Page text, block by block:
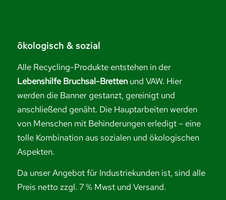
ökologisch & sozial
Alle Recycling-Produkte entstehen in der
Lebenshilfe Bruchsal-Bretten und VAW. Hier
werden die Banner gestanzt, gereinigt und
anschließend genäht. Die Hauptarbeiten werden
von Menschen mit Behinderungen erledigt – eine
tolle Kombination aus sozialen und ökologischen
Aspekten.
Da unser Angebot für Industriekunden ist, sind alle
Preis netto zzgl. 7 % Mwst und Versand.